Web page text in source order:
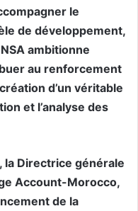
le
de développement,
ambitionne
au renforcement
d’un véritable
et l’analyse des
la Directrice générale
Account-Morocco,
de la